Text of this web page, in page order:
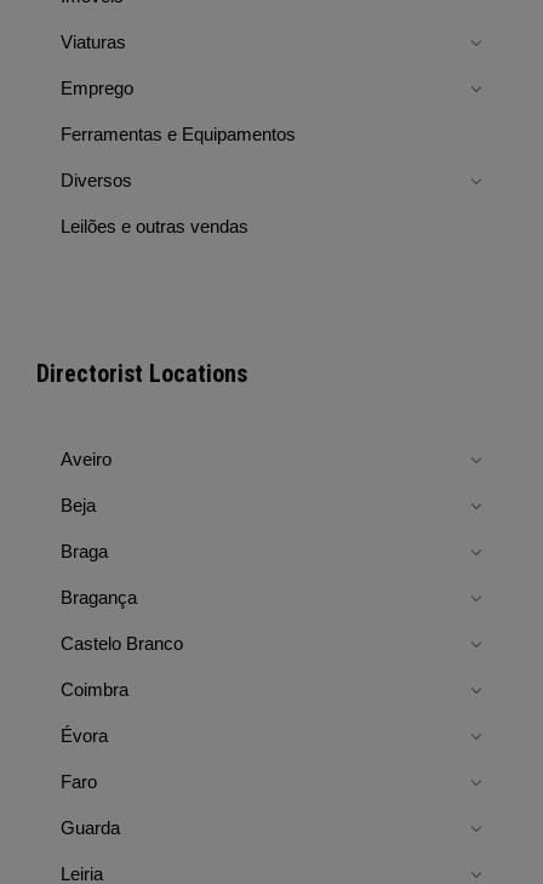
Viaturas
Emprego
Ferramentas e Equipamentos
Diversos
Leilões e outras vendas
Directorist Locations
Aveiro
Beja
Braga
Bragança
Castelo Branco
Coimbra
Évora
Faro
Guarda
Leiria